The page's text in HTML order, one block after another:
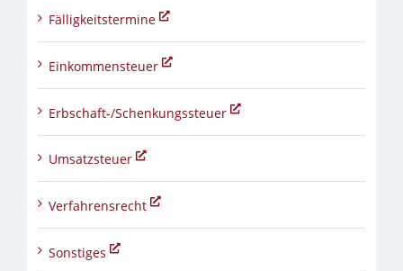
Fälligkeitstermine
Einkommensteuer
Erbschaft-/Schenkungssteuer
Umsatzsteuer
Verfahrensrecht
Sonstiges